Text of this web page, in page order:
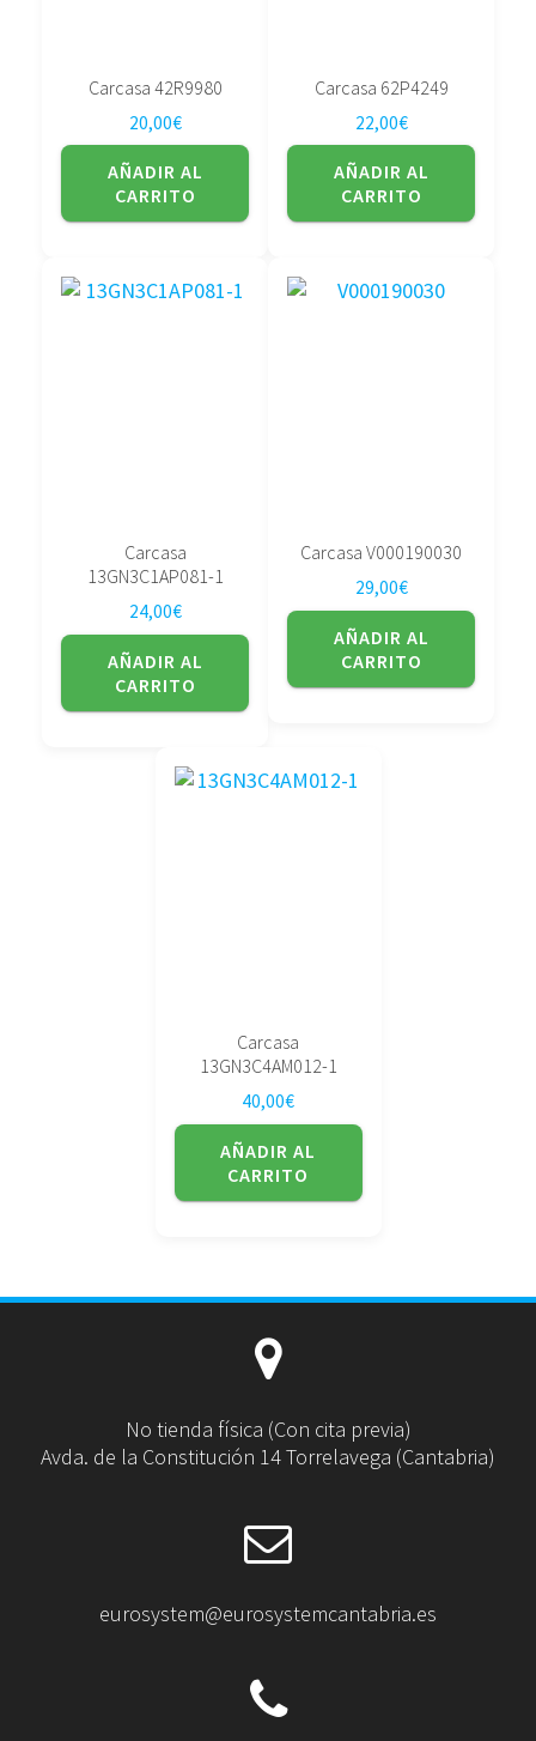
Carcasa 42R9980
20,00€
AÑADIR AL
CARRITO
Carcasa 62P4249
22,00€
AÑADIR AL
CARRITO
Carcasa
13GN3C1AP081-1
24,00€
AÑADIR AL
CARRITO
Carcasa V000190030
29,00€
AÑADIR AL
CARRITO
Carcasa
13GN3C4AM012-1
40,00€
AÑADIR AL
CARRITO
No tienda física (Con cita previa)
Avda. de la Constitución 14 Torrelavega (Cantabria)
eurosystem@eurosystemcantabria.es